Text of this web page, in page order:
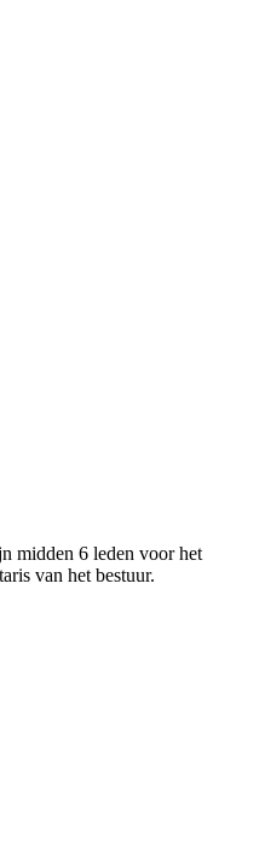
midden 6 leden voor het
van het bestuur.